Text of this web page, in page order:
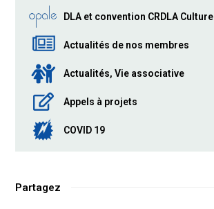
DLA et convention CRDLA Culture
Actualités de nos membres
Actualités, Vie associative
Appels à projets
COVID 19
Partagez